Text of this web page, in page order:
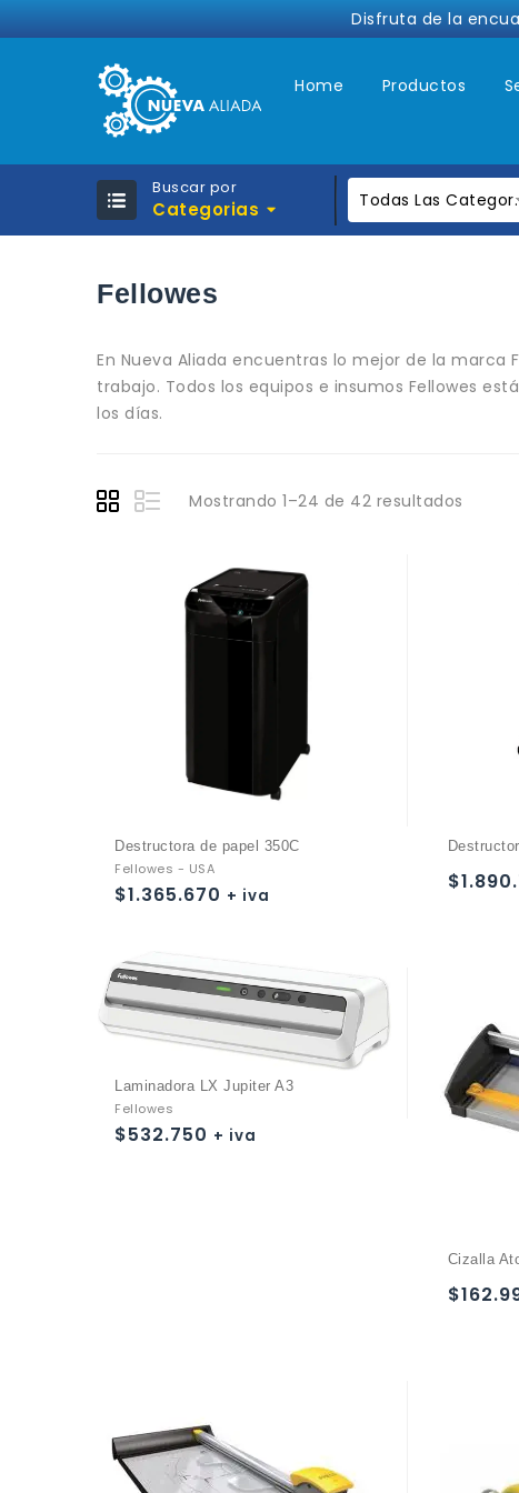
Disfruta de la
Home Productos
Buscar por
Categorias Todas Las Categor.
Fellowes
En Nueva Aliada encuentras lo mejor de la
trabajo. Todos los equipos e insumos Fellowes
los días.
Mostrando 1–24 de 42 resultados
Destructora de papel 350C
Fellowes - USA
$1.365.670 + iva
$
Laminadora LX Jupiter A3
Fellowes
$532.750 + iva
Cizalla
$